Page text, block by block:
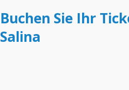
Buchen Sie Ihr
Salina